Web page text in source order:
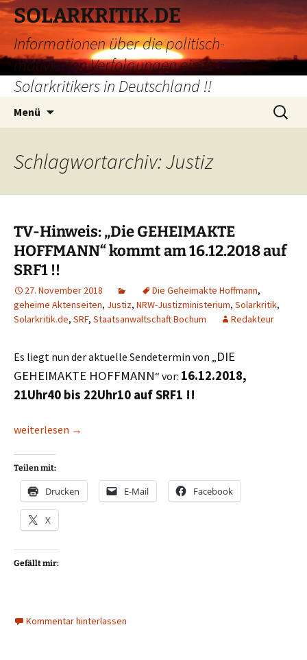
Zum
Inhalt
springen
SOLARKRITIK.DE
Informationen über die politisch-
motivierten Verfolgungen eines
Solarkritikers in Deutschland !!
Menü
Suchen
nach:
Schlagwortarchiv: Justiz
TV-Hinweis: „Die GEHEIMAKTE
HOFFMANN“ kommt am 16.12.2018 auf
SRF1 !!
27. November 2018 Die Geheimakte Hoffmann,
geheime Aktenseiten, Justiz, NRW-Justizministerium, Solarkritik,
Solarkritik.de, SRF, Staatsanwaltschaft Bochum Redakteur
Es liegt nun der aktuelle Sendetermin von „DIE
GEHEIMAKTE HOFFMANN“ vor: 16.12.2018,
21Uhr40 bis 22Uhr10 auf SRF1 !!
TV-Hinweis: „Die GEHEIMAKTE HOFFMANN“ kommt am
weiterlesen →
Teilen mit:
Drucken E-Mail Facebook
X
Gefällt mir:
Kommentar hinterlassen